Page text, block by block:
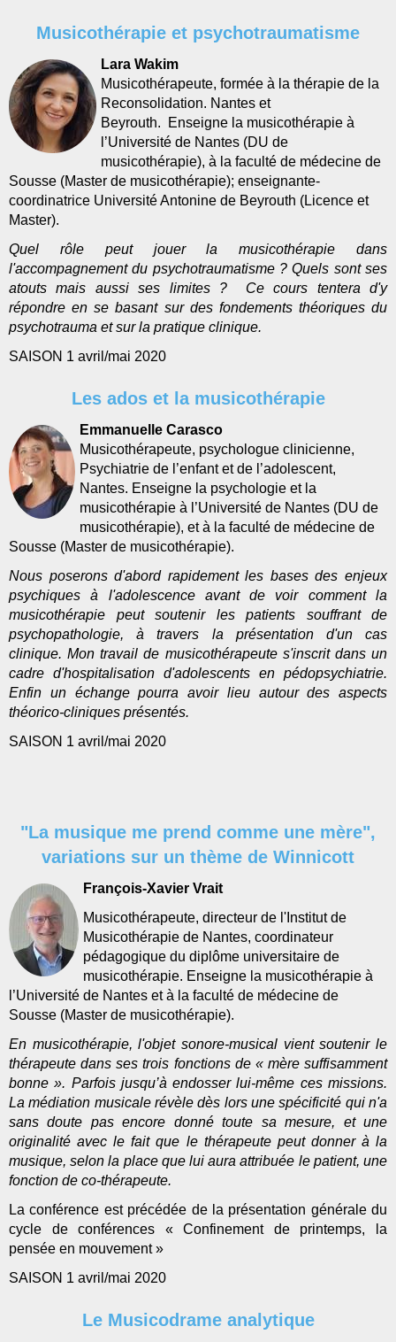
Musicothérapie et psychotraumatisme
Lara Wakim
Musicothérapeute, formée à la thérapie de la
Reconsolidation. Nantes et
Beyrouth. Enseigne la musicothérapie à
l’Université de Nantes (DU de
musicothérapie), à la faculté de médecine de
Sousse (Master de musicothérapie); enseignante-
coordinatrice Université Antonine de Beyrouth (Licence et
Master).
Quel rôle peut jouer la musicothérapie dans
l'accompagnement du psychotraumatisme ? Quels sont ses
atouts mais aussi ses limites ? Ce cours tentera d'y
répondre en se basant sur des fondements théoriques du
psychotrauma et sur la pratique clinique.
SAISON 1 avril/mai 2020
Les ados et la musicothérapie
Emmanuelle Carasco
Musicothérapeute, psychologue clinicienne,
Psychiatrie de l’enfant et de l’adolescent,
Nantes. Enseigne la psychologie et la
musicothérapie à l’Université de Nantes (DU de
musicothérapie), et à la faculté de médecine de
Sousse (Master de musicothérapie).
Nous poserons d'abord rapidement les bases des enjeux
psychiques à l'adolescence avant de voir comment la
musicothérapie peut soutenir les patients souffrant de
psychopathologie, à travers la présentation d'un cas
clinique. Mon travail de musicothérapeute s'inscrit dans un
cadre d'hospitalisation d'adolescents en pédopsychiatrie.
Enfin un échange pourra avoir lieu autour des aspects
théorico-cliniques présentés.
SAISON 1 avril/mai 2020
"La musique me prend comme une mère",
variations sur un thème de Winnicott
François-Xavier Vrait
Musicothérapeute, directeur de l'Institut de
Musicothérapie de Nantes, coordinateur
pédagogique du diplôme universitaire de
musicothérapie. Enseigne la musicothérapie à
l’Université de Nantes et à la faculté de médecine de
Sousse (Master de musicothérapie).
En musicothérapie, l'objet sonore-musical vient soutenir le
thérapeute dans ses trois fonctions de « mère suffisamment
bonne ». Parfois jusqu’à endosser lui-même ces missions.
La médiation musicale révèle dès lors une spécificité qui n'a
sans doute pas encore donné toute sa mesure, et une
originalité avec le fait que le thérapeute peut donner à la
musique, selon la place que lui aura attribuée le patient, une
fonction de co-thérapeute.
La conférence est précédée de la présentation générale du
cycle de conférences « Confinement de printemps, la
pensée en mouvement »
SAISON 1 avril/mai 2020
Le Musicodrame analytique